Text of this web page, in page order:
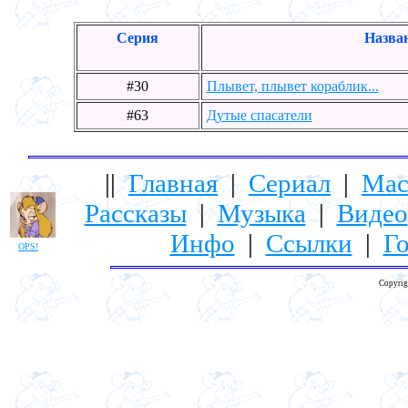
Серия
#30
Плывет, плывет кораблик...
#63
Дутые спасатели
OPS!
||Главная| Сериал|
Рассказы|Музыка| Видео
Инфо | Ссылки |